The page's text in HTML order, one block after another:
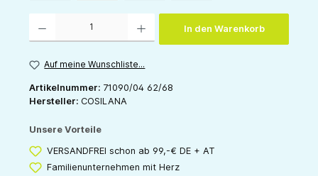
In den Warenkorb
Auf meine Wunschliste...
Artikelnummer: 71090/04 62/68
Hersteller: COSILANA
Unsere Vorteile
VERSANDFREI schon ab 99,-€ DE + AT
Familienunternehmen mit Herz